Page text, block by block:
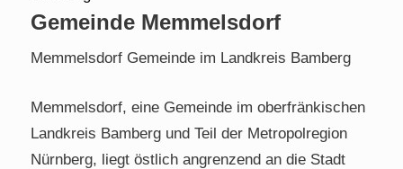
Gemeinde Memmelsdorf
Memmelsdorf Gemeinde im Landkreis Bamberg
Memmelsdorf, eine Gemeinde im oberfränkischen
Landkreis Bamberg und Teil der Metropolregion
Nürnberg, liegt östlich angrenzend an die Stadt